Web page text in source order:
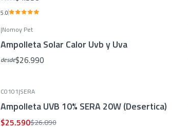
5.0
|Nomoy Pet
Ampolleta Solar Calor Uvb y Uva
desde$26.990
C0101|SERA
Ampolleta UVB 10% SERA 20W (Desertica)
$25.590$26.890